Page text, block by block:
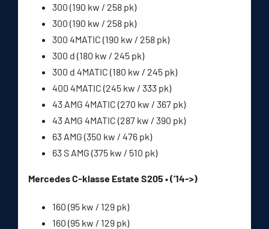
300 (190 kw / 258 pk)
300 (190 kw / 258 pk)
300 4MATIC (190 kw / 258 pk)
300 d (180 kw / 245 pk)
300 d 4MATIC (180 kw / 245 pk)
400 4MATIC (245 kw / 333 pk)
43 AMG 4MATIC (270 kw / 367 pk)
43 AMG 4MATIC (287 kw / 390 pk)
63 AMG (350 kw / 476 pk)
63 S AMG (375 kw / 510 pk)
Mercedes C-klasse Estate S205 • (’14->)
160 (95 kw / 129 pk)
160 (95 kw / 129 pk)